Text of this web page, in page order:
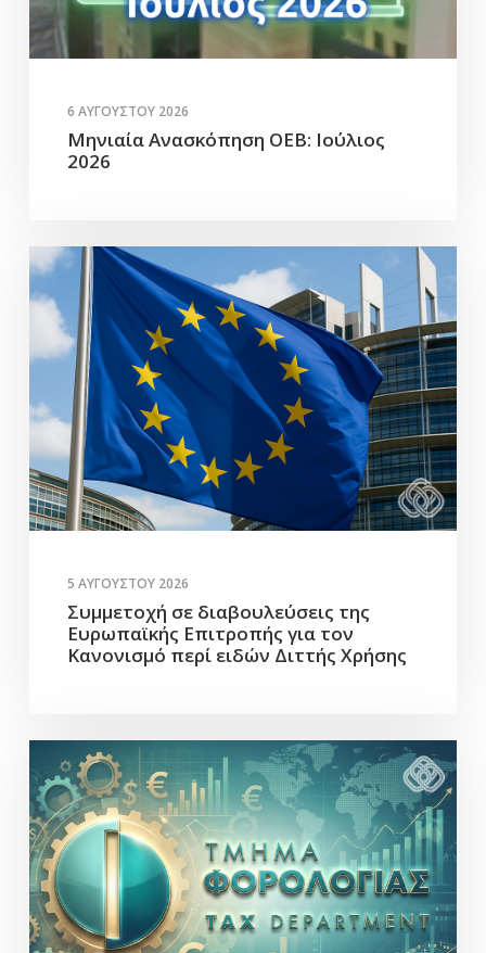
6 ΑΥΓΟΎΣΤΟΥ 2026
Μηνιαία Ανασκόπηση ΟΕΒ: Ιούλιος
2026
5 ΑΥΓΟΎΣΤΟΥ 2026
Συμμετοχή σε διαβουλεύσεις της
Ευρωπαϊκής Επιτροπής για τον
Κανονισμό περί ειδών Διττής Χρήσης